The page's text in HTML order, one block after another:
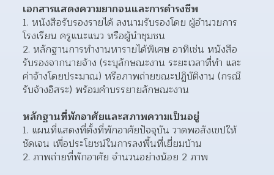
เอกสารแสดงความยากจนและการดำรงชีพ
หนังสือรับรองรายได้ ลงนามรับรองโดย ผู้อำนวยการ
โรงเรียน ครูแนะแนว หรือผู้นำชุมชน
หลักฐานการทำงานหารายได้พิเศษ อาทิเช่น หนังสือ
รับรองจากนายจ้าง (ระบุลักษณะงาน ระยะเวลาที่ทำ และ
ค่าจ้างโดยประมาณ) หรือภาพถ่ายขณะปฏิบัติงาน (กรณี
รับจ้างอิสระ) พร้อมคำบรรยายลักษณะงาน
หลักฐานที่พักอาศัยและสภาพความเป็นอยู่
แผนที่แสดงที่ตั้งที่พักอาศัยปัจจุบัน วาดพอสังเขปให้
ชัดเจน เพื่อประโยชน์ในการลงพื้นที่เยี่ยมบ้าน
ภาพถ่ายที่พักอาศัย จำนวนอย่างน้อย 2 ภาพ